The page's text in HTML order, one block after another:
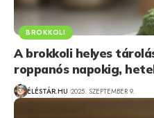
BROKKOLI
A brokkoli helyes
roppanós napokig,
ÉLÉSTÁR.HU 2025. SZEPTEMBER 9.